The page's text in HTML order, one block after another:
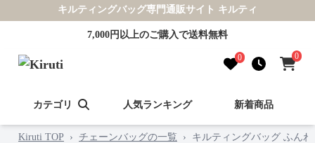
キルティングバッグ専門通販サイト キルティ
7,000円以上のご購入で送料無料
0 0
カテゴリ 人気ランキング 新着商品
Kiruti TOP › チェーンバッグの一覧 › キルティングバッグ ふん